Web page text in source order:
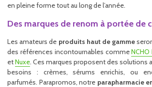
en pleine forme tout au long de l’année.
Des marques de renom à portée de
Les amateurs de produits haut de gamme
des références incontournables comme
etNuxe. Ces marques proposent des solutions
besoins : crèmes, sérums enrichis, ou
parfumés. Parapromos, notre parapharmacie